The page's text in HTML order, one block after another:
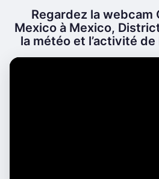
Regardez la webcam
Mexico à Mexico,
la météo et l’activité